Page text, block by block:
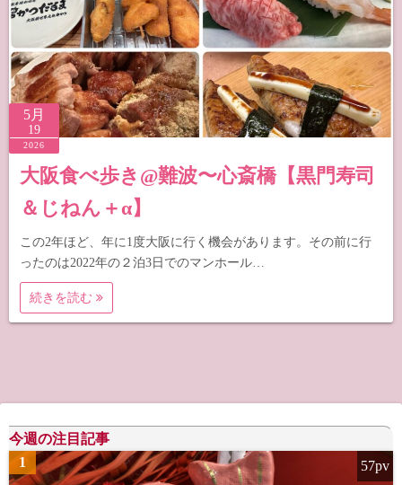
5月
19
2026
大阪食べ歩き@難波〜心斎橋【黒門寿司
＆じねん＋α】
この2年ほど、年に1度大阪に行く機会があります。その前に行
ったのは2022年の２泊3日でのマンホール…
続きを読む
今週の注目記事
1
57pv